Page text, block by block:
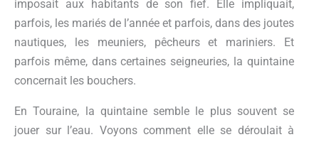
imposait aux habitants de son fief. Elle impliquait,
parfois, les mariés de l’année et parfois, dans des joutes
nautiques, les meuniers, pêcheurs et mariniers. Et
parfois même, dans certaines seigneuries, la quintaine
concernait les bouchers.
En Touraine, la quintaine semble le plus souvent se
jouer sur l’eau. Voyons comment elle se déroulait à